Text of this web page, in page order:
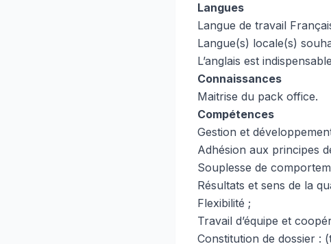
Langues
Langue de travail
Langue(s) locale(s)
L’anglais est
Connaissances
Maitrise du pack office.
Compétences
Gestion et
Adhésion aux principes
Souplesse de
Résultats et sens de la
Flexibilité ;
Travail d’équipe et
Constitution de dossier :